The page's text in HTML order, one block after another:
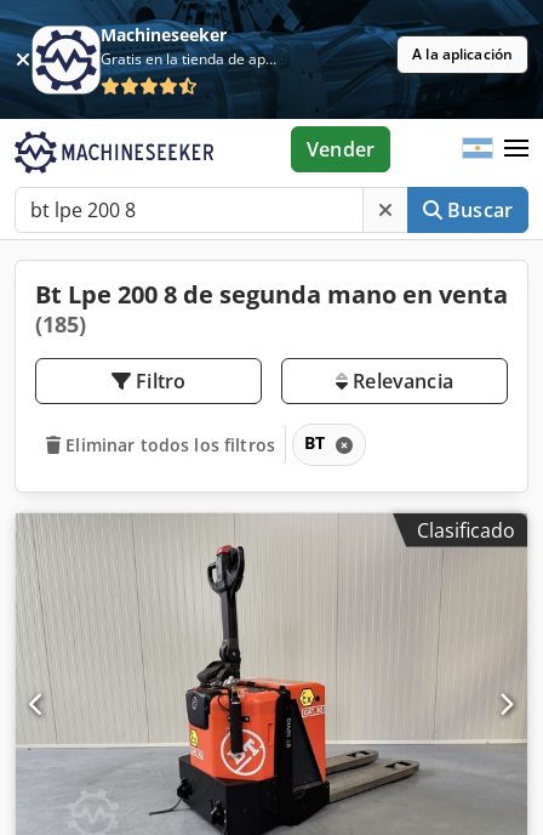
Machineseeker
Gratis en la tienda de aplicaciones A la aplicación
Buscar
Vender
Bt Lpe 200 8 de segunda mano en venta
(185)
Filtro Relevancia
Eliminar todos los filtros BT
Clasificado